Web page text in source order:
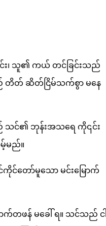
း၊ သူ၏ ကယ် တင်ခြင်းသည်
တိတ် ဆိတ်ငြိမ်သက်စွာ မနေ
သင်၏ ဘုန်းအသရေ ကို၎င်း
မည်။
တော်မူသော မင်းမြောက်
တဖန် မခေါ် ရ။ သင်သည် ငါ